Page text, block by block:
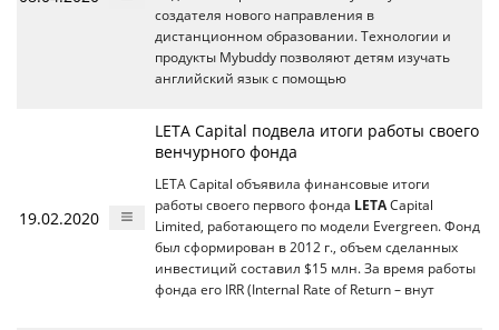
создателя нового направления в
дистанционном образовании. Технологии и
продукты Mybuddy позволяют детям изучать
английский язык с помощью
19.02.2020
LETA Capital подвела итоги работы своего
венчурного фонда
LETA Capital объявила финансовые итоги
работы своего первого фонда LETACapital
Limited, работающего по модели Evergreen. Фонд
был сформирован в 2012 г., объем сделанных
инвестиций составил $15 млн. За время работы
фонда его IRR (Internal Rate of Return – внут